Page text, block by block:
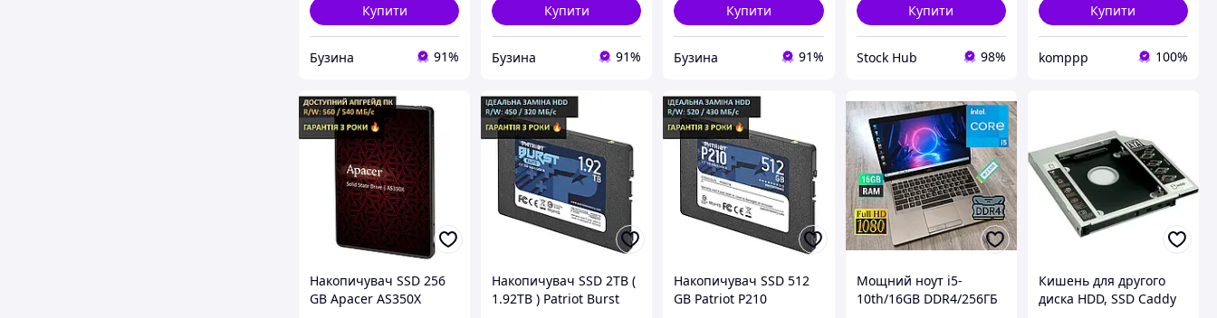
Купити
Бузина 91%
Купити
Бузина 91%
Купити
Бузина 91%
Купити
Stock Hub 98%
Купити
komppp 100%
Накопичувач SSD 256
GB Apacer AS350X
Накопичувач SSD 2TB (
1.92TB ) Patriot Burst
Накопичувач SSD 512
GB Patriot P210
Мощний ноут i5-
10th/16GB DDR4/256ГБ
Кишень для другого
диска HDD, SSD Caddy